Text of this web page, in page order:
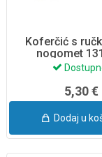
Koferčić s
nogomet
5,30 €
Dodaj u